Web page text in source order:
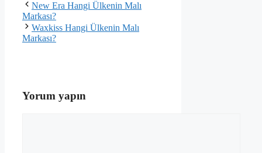
New Era Hangi Ülkenin Malı
Markası?
Waxkiss Hangi Ülkenin Malı
Markası?
Yorum yapın